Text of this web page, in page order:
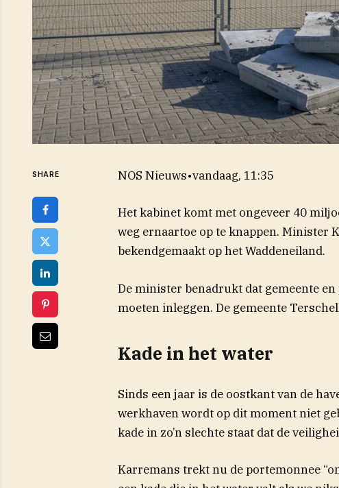
SHARE NOS Nieuws•vandaag, 11:35
Het kabinet komt met ongeveer 40
weg ernaartoe op te knappen.
bekendgemaakt op het Waddeneiland.
De minister benadrukt dat gemeente
moeten inleggen. De gemeente
Kade in het water
Sinds een jaar is de oostkant van de
werkhaven wordt op dit moment niet
kade in zo’n slechte staat dat de
Karremans trekt nu de portemonnee